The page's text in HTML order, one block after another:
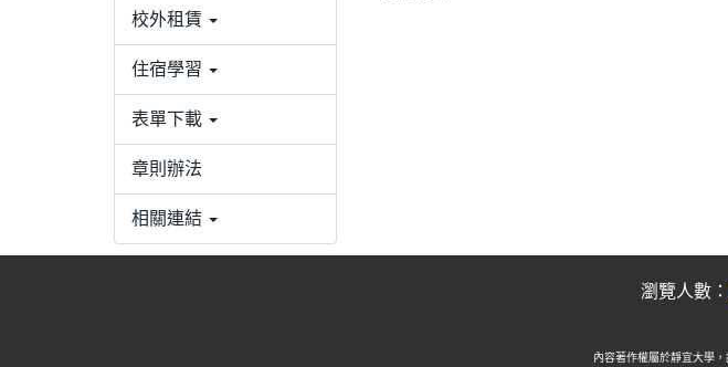
校外租賃
住宿學習
表單下載
章則辦法
相關連結
瀏覽人數：
內容著作權屬於靜宜大學